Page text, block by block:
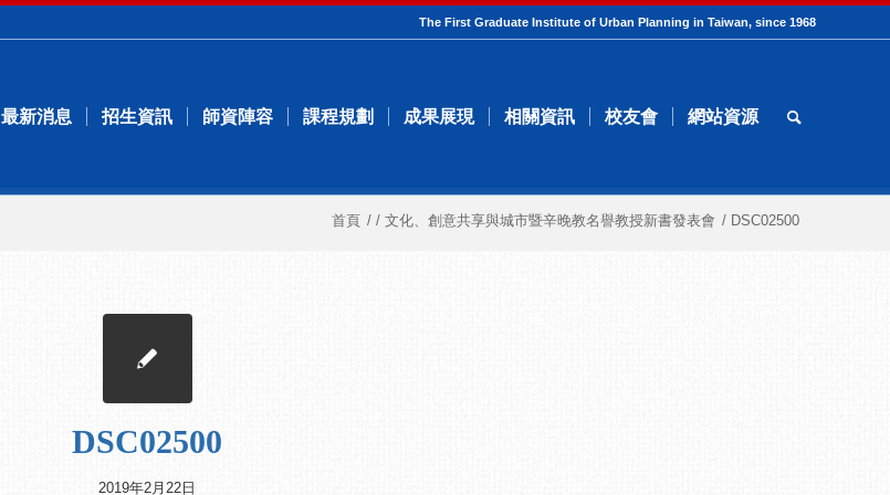
The First Graduate Institute of Urban Planning in Taiwan, since 1968
最新消息 招生資訊 師資陣容 課程規劃 成果展現 相關資訊 校友會 網站資源
首頁 / / 文化、創意共享與城市暨辛晚教名譽教授新書發表會 / DSC02500
DSC02500
2019年2月22日